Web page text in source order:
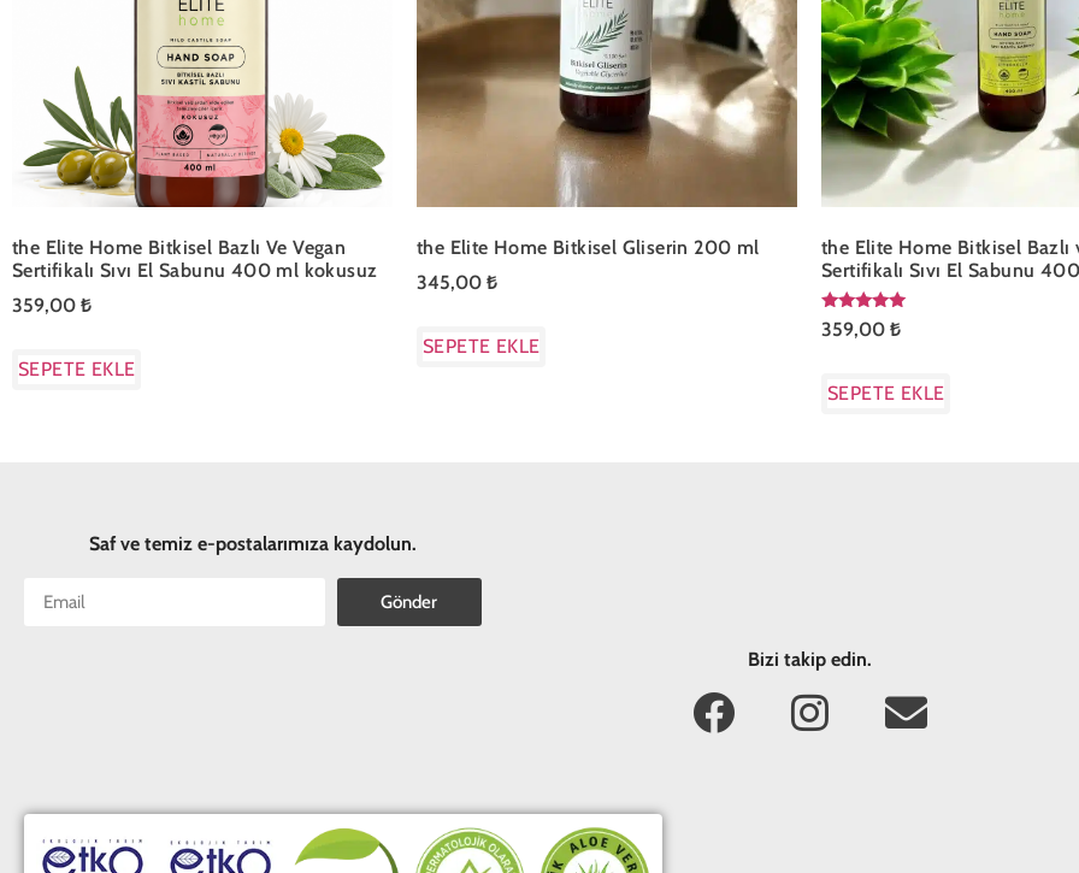
the Elite Home Bitkisel Bazlı Ve Vegan
Sertifikalı Sıvı El Sabunu 400 ml kokusuz
359,00 ₺
SEPETE EKLE
the Elite Home Bitkisel Gliserin 200 ml
345,00 ₺
SEPETE EKLE
the Elite Home Bitkisel Bazlı
Sertifikalı Sıvı El Sabunu
5 üzerinden
5.00
359,00 ₺
SEPETE EKLE
Saf ve temiz e-postalarımıza kaydolun.
Gönder
Bizi takip edin.